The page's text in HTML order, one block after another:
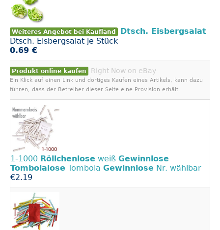
Weiteres Angebot bei Kaufland
Dtsch. Eisbergsalat
Dtsch. Eisbergsalat je Stück
0.69 €
Produkt online kaufen Right Now on eBay
Ein Klick auf einen Link und dortiges Kaufen eines Artikels, kann dazu
führen, dass der Betreiber dieser Seite eine Provision erhält.
1-1000 Röllchenlose weiß Gewinnlose
Tombolalose Tombola Gewinnlose Nr. wählbar
€2.19